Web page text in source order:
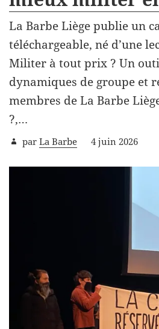
La Barbe Liège publie un
téléchargeable, né d’une
Militer à tout prix ? Un
dynamiques de groupe et
membres de La Barbe
?,…
par La Barbe 4 juin 2026